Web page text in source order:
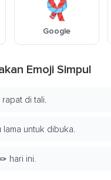
Google
Emoji Simpul
di tali.
untuk dibuka.
hari ini.